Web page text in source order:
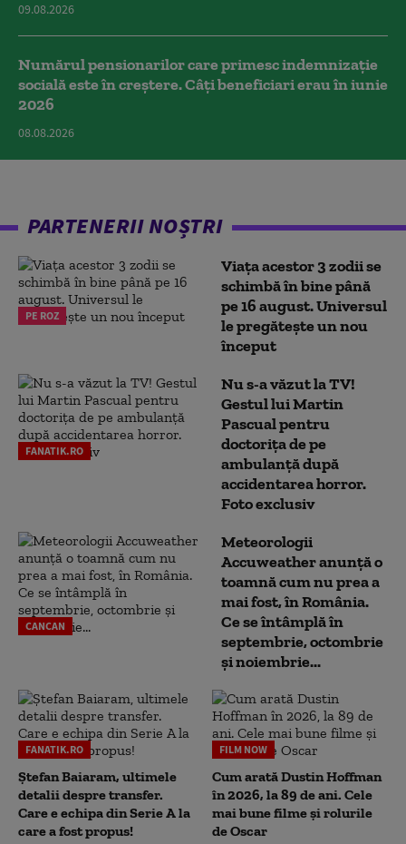
09.08.2026
Numărul pensionarilor care primesc indemnizaţie
socială este în creștere. Câți beneficiari erau în iunie
2026
08.08.2026
PARTENERII NOȘTRI
PE ROZ
Viața acestor 3 zodii se
schimbă în bine până
pe 16 august. Universul
le pregătește un nou
început
FANATIK.RO
Nu s-a văzut la TV!
Gestul lui Martin
Pascual pentru
doctoriţa de pe
ambulanţă după
accidentarea horror.
Foto exclusiv
CANCAN
Meteorologii
Accuweather anunță o
toamnă cum nu prea a
mai fost, în România.
Ce se întâmplă în
septembrie, octombrie
și noiembrie...
FANATIK.RO
Ștefan Baiaram, ultimele
detalii despre transfer.
Care e echipa din Serie A la
care a fost propus!
FILM NOW
Cum arată Dustin Hoffman
în 2026, la 89 de ani. Cele
mai bune filme și rolurile
de Oscar